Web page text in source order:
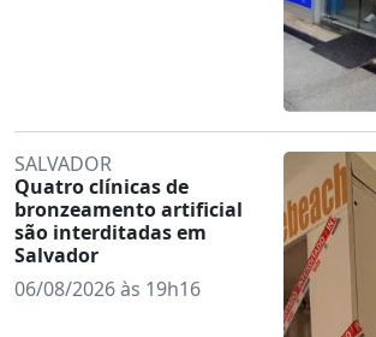
SALVADOR
Quatro clínicas de
bronzeamento artificial
são interditadas em
Salvador
06/08/2026 às 19h16